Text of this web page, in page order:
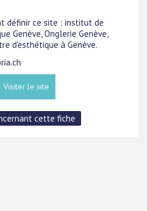
définir ce site : institut de
Genève, Onglerie Genève,
d'esthétique à Genève.
Visiter le site